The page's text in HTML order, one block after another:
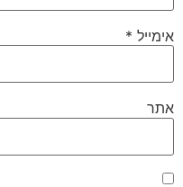
אימייל *
אתר